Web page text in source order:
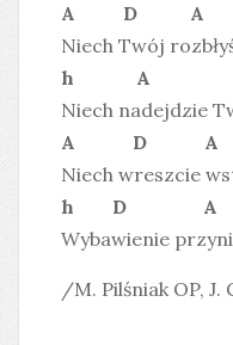
A D A
Niech Twój
h A D
Niech nadejdzie
A D
Niech wreszcie
h D A
Wybawienie
/M. Pilśniak OP, J.